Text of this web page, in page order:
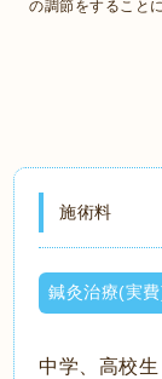
の調節をすること
施術料
鍼灸治療(実
中学、高校生